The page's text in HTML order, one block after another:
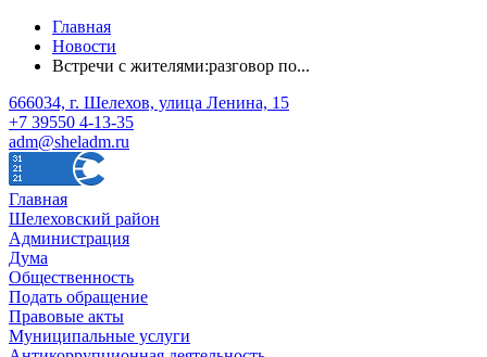
Главная
Новости
Встречи с жителями:разговор по...
666034, г. Шелехов, улица Ленина, 15
+7 39550 4-13-35
adm@sheladm.ru
Главная
Шелеховский район
Администрация
Дума
Общественность
Подать обращение
Правовые акты
Муниципальные услуги